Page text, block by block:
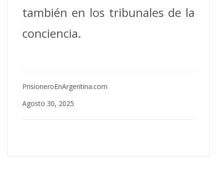
también en los tribunales de la
conciencia.
PrisioneroEnArgentina.com
Agosto 30, 2025